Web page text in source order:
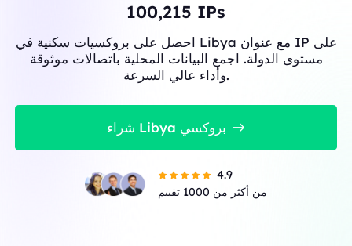
100,215 IPs
احصل على بروكسيات سكنية في Libya مع عنوان IP على
مستوى الدولة. اجمع البيانات المحلية باتصالات موثوقة
وأداء عالي السرعة.
شراء Libya بروكسي
4.9
من أكثر من 1000 تقييم